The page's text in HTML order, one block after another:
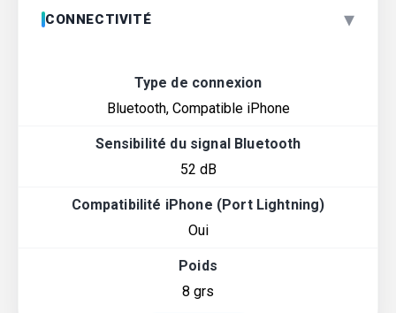
CONNECTIVITÉ ▾
Type de connexion
Bluetooth, Compatible iPhone
Sensibilité du signal Bluetooth
52 dB
Compatibilité iPhone (Port Lightning)
Oui
Poids
8 grs